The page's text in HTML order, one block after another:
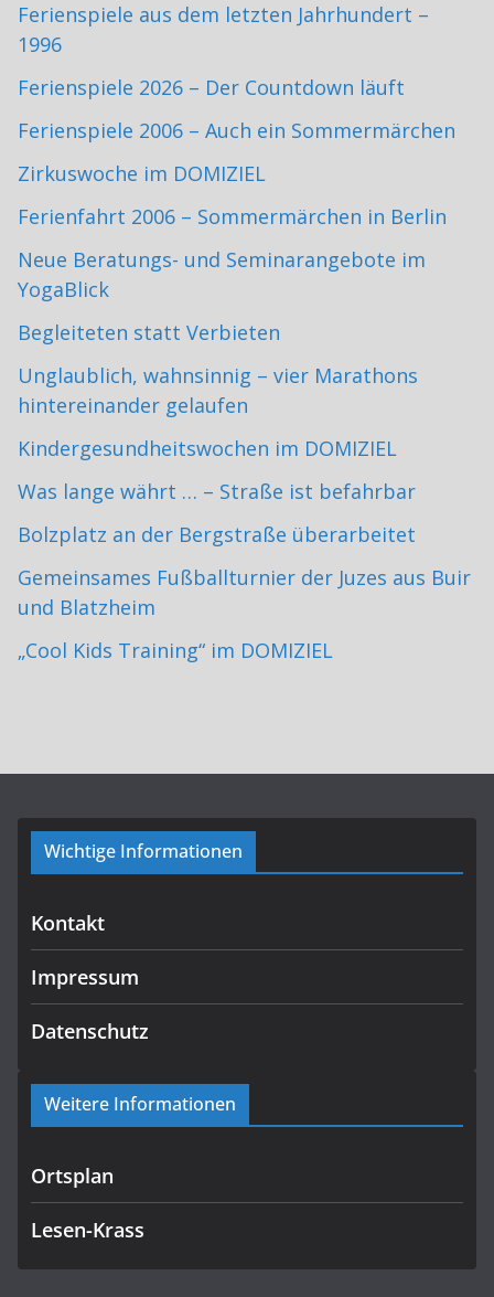
Ferienspiele aus dem letzten Jahrhundert –
1996
Ferienspiele 2026 – Der Countdown läuft
Ferienspiele 2006 – Auch ein Sommermärchen
Zirkuswoche im DOMIZIEL
Ferienfahrt 2006 – Sommermärchen in Berlin
Neue Beratungs- und Seminarangebote im
YogaBlick
Begleiteten statt Verbieten
Unglaublich, wahnsinnig – vier Marathons
hintereinander gelaufen
Kindergesundheitswochen im DOMIZIEL
Was lange währt … – Straße ist befahrbar
Bolzplatz an der Bergstraße überarbeitet
Gemeinsames Fußballturnier der Juzes aus Buir
und Blatzheim
„Cool Kids Training“ im DOMIZIEL
Wichtige Informationen
Kontakt
Impressum
Datenschutz
Weitere Informationen
Ortsplan
Lesen-Krass